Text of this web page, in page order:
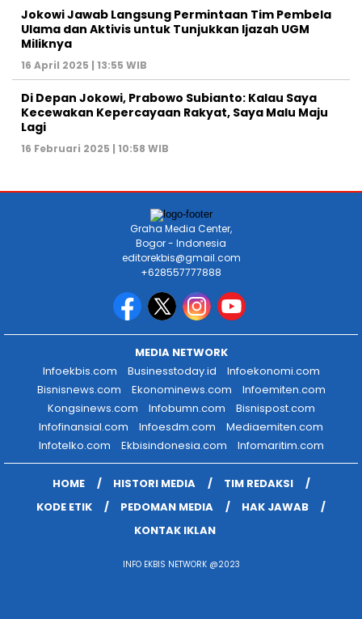
Jokowi Jawab Langsung Permintaan Tim Pembela
Ulama dan Aktivis untuk Tunjukkan Ijazah UGM
Miliknya
16 April 2025 | 13:55 WIB
Di Depan Jokowi, Prabowo Subianto: Kalau Saya
Kecewakan Kepercayaan Rakyat, Saya Malu Maju
Lagi
16 Februari 2025 | 10:58 WIB
Graha Media Center,
Bogor - Indonesia
editorekbis@gmail.com
+628557777888
MEDIA NETWORK
Infoekbis.com
Businesstoday.id
Infoekonomi.com
Bisnisnews.com
Ekonominews.com
Infoemiten.com
Kongsinews.com
Infobumn.com
Bisnispost.com
Infofinansial.com
Infoesdm.com
Mediaemiten.com
Infotelko.com
Ekbisindonesia.com Infomaritim.com
HOME HISTORI MEDIA
TIM REDAKSI
KODE ETIK
PEDOMAN MEDIA
HAK JAWAB
KONTAK IKLAN
INFO EKBIS NETWORK @2023